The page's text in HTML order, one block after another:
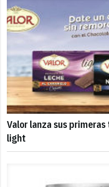
Valor lanza sus
light